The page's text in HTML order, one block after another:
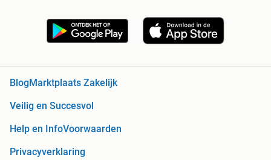
BlogMarktplaats Zakelijk
Veilig en Succesvol
Help en InfoVoorwaarden
Privacyverklaring